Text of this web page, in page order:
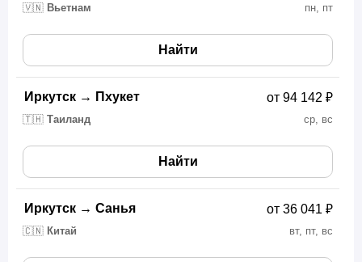
🇻🇳 Вьетнам пн, пт
Найти
Иркутск → Пхукет
🇹🇭 Таиланд ср, вс
от 94 142 ₽
Найти
Иркутск → Санья
🇨🇳 Китай вт, пт, вс
от 36 041 ₽